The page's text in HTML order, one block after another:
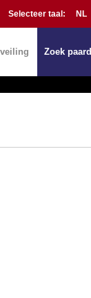
Selecteer taal:
Zoek paard